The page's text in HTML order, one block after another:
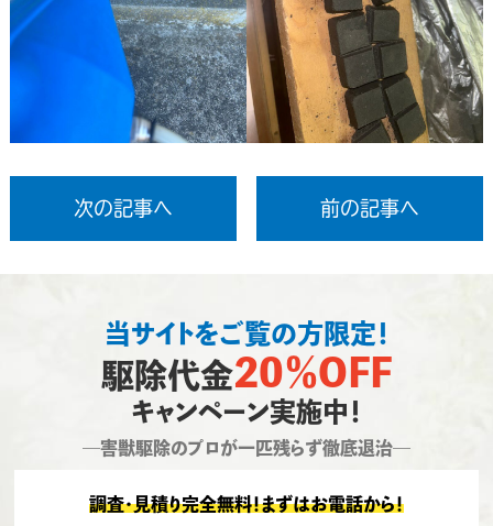
次の記事へ 前の記事へ
当サイトをご覧の方限定！
駆除代金20％OFF
キャンペーン実施中！
―害獣駆除のプロが一匹残らず徹底退治―
調査・見積り完全無料！まずはお電話から！